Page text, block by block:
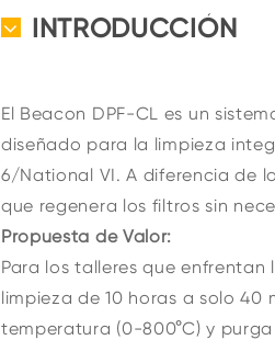
INTRODUCCIÓN
El Beacon DPF-CL es un
diseñado para la limpieza
6/National VI. A diferencia de
que regenera los filtros sin
Propuesta de Valor:
Para los talleres que
limpieza de 10 horas a solo
temperatura (0-800°C) y